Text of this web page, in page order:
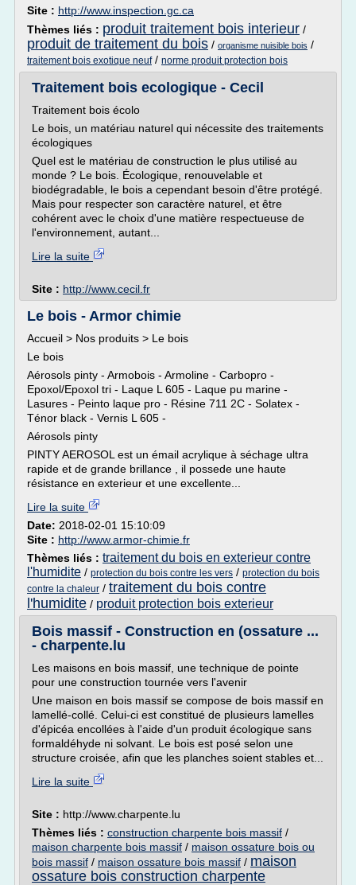
Site : http://www.inspection.gc.ca
Thèmes liés : produit traitement bois interieur /
produit de traitement du bois / organisme nuisible bois /
traitement bois exotique neuf/ norme produit protection bois
Traitement bois ecologique - Cecil
Traitement bois écolo
Le bois, un matériau naturel qui nécessite des traitements
écologiques
Quel est le matériau de construction le plus utilisé au
monde ? Le bois. Écologique, renouvelable et
biodégradable, le bois a cependant besoin d'être protégé.
Mais pour respecter son caractère naturel, et être
cohérent avec le choix d'une matière respectueuse de
l'environnement, autant...
Lire la suite
Site : http://www.cecil.fr
Le bois - Armor chimie
Accueil > Nos produits > Le bois
Le bois
Aérosols pinty - Armobois - Armoline - Carbopro -
Epoxol/Epoxol tri - Laque L 605 - Laque pu marine -
Lasures - Peinto laque pro - Résine 711 2C - Solatex -
Ténor black - Vernis L 605 -
Aérosols pinty
PINTY AEROSOL est un émail acrylique à séchage ultra
rapide et de grande brillance , il possede une haute
résistance en exterieur et une excellente...
Lire la suite
Date: 2018-02-01 15:10:09
Site : http://www.armor-chimie.fr
Thèmes liés : traitement du bois en exterieur contre
l'humidite / protection du bois contre les vers / protection du bois
contre la chaleur / traitement du bois contre
l'humidite / produit protection bois exterieur
Bois massif - Construction en (ossature ...
- charpente.lu
Les maisons en bois massif, une technique de pointe
pour une construction tournée vers l'avenir
Une maison en bois massif se compose de bois massif en
lamellé-collé. Celui-ci est constitué de plusieurs lamelles
d'épicéa encollées à l'aide d'un produit écologique sans
formaldéhyde ni solvant. Le bois est posé selon une
structure croisée, afin que les planches soient stables et...
Lire la suite
Site : http://www.charpente.lu
Thèmes liés : construction charpente bois massif /
maison charpente bois massif / maison ossature bois ou
bois massif / maison ossature bois massif / maison
ossature bois construction charpente